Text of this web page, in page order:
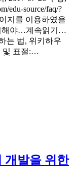
edu-source/faq/?
지를 이용하였을
해야…계속읽기…
는 법, 위키하우
및 표절:…
개발을 위한